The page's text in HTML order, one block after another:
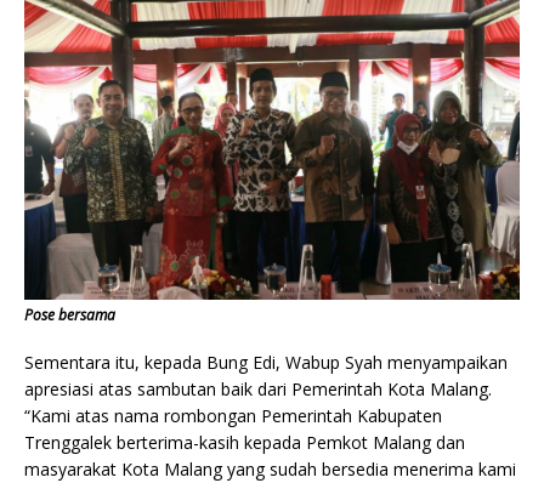
Pose bersama
Sementara itu, kepada Bung Edi, Wabup Syah menyampaikan
apresiasi atas sambutan baik dari Pemerintah Kota Malang.
“Kami atas nama rombongan Pemerintah Kabupaten
Trenggalek berterima-kasih kepada Pemkot Malang dan
masyarakat Kota Malang yang sudah bersedia menerima kami